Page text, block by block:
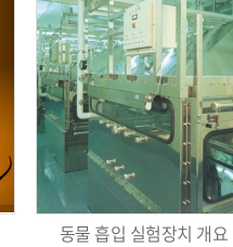
동물 흡입 실험장치 개요